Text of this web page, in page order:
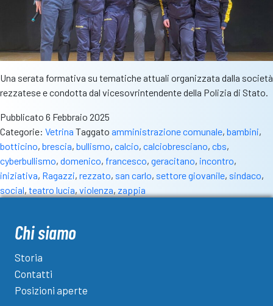
Una serata formativa su tematiche attuali organizzata dalla società
rezzatese e condotta dal vicesovrintendente della Polizia di Stato.
Pubblicato 6 Febbraio 2025
Categorie: Vetrina Taggato amministrazione comunale, bambini,
botticino, brescia, bullismo, calcio, calciobresciano, cbs,
cyberbullismo, domenico, francesco, geracitano, incontro,
iniziativa, Ragazzi, rezzato, san carlo, settore giovanile, sindaco,
social, teatro lucia, violenza, zappia
Chi siamo
Storia
Contatti
Posizioni aperte